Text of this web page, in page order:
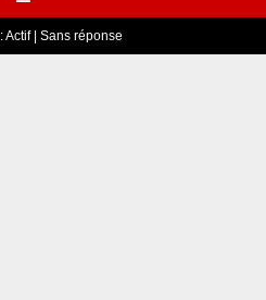
Actif| Sans réponse